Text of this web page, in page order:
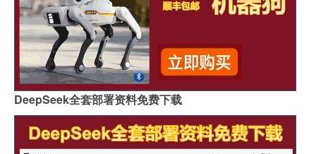
DeepSeek全套部署资料免费下载